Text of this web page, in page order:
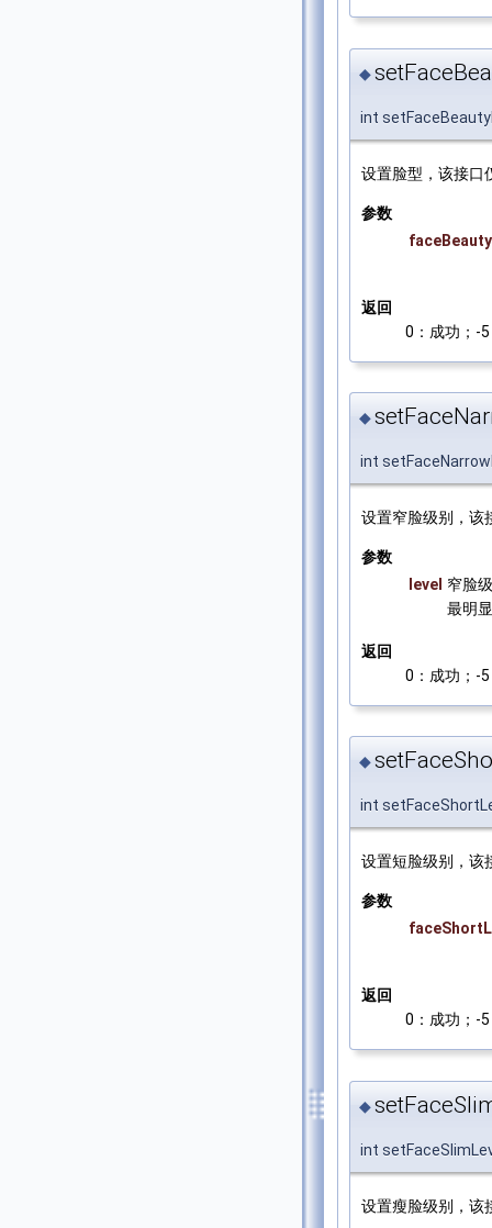
◆
int
设置脸型，该接口
参数
返回
0：成功；-
◆
int
设置窄脸级别，该
参数
level 窄脸
最明
返回
0：成功；-
◆
int
设置短脸级别，该
参数
返回
0：成功；-
◆
int
设置瘦脸级别，该